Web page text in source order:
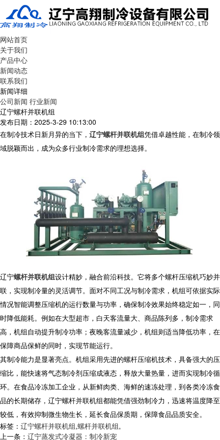
网站首页
关于我们
产品中心
新闻动态
联系我们
新闻详细
公司新闻 行业新闻
辽宁螺杆并联机组
发布日期：2025-3-29 10:13:00
在制冷技术日新月异的当下， 辽宁螺杆并联机组凭借卓越性能，在制冷领
域脱颖而出，成为众多行业制冷需求的理想选择。
​ 辽宁螺杆并联机组设计精妙，融合前沿科技。它将多个螺杆压缩机巧妙并
联，实现制冷量的灵活调节。面对不同工况与制冷需求，机组可依据实际
情况智能调整压缩机的运行数量与功率，确保制冷效果始终稳定如一，同
时降低能耗。例如在大型超市，白天客流量大、商品陈列多，制冷需求
高，机组自动提升制冷功率；夜晚客流量减少，机组则适当降低功率，在
保障商品保鲜的同时，实现节能运行。
​ 其制冷能力是显著亮点。机组采用先进的螺杆压缩机技术，具备强大的压
缩比，能快速将气态制冷剂压缩成液态，释放大量热量，进而实现制冷循
环。在食品冷冻加工企业，从新鲜肉类、海鲜的速冻处理，到各类冷冻食
品的长期储存，辽宁螺杆并联机组都能凭借强劲制冷力，迅速将温度降至
较低，有效抑制微生物生长，延长食品保质期，保障食品品质安全。​
标签： 辽宁螺杆并联机组,螺杆并联机组,
上一条： 辽宁蒸发式冷凝器：制冷新宠